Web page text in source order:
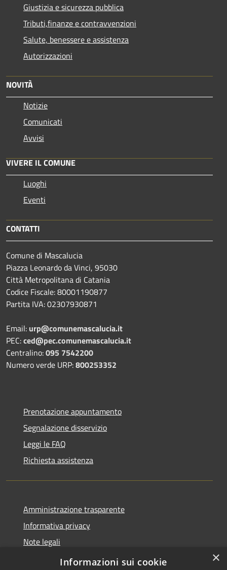
Giustizia e sicurezza pubblica
Tributi,finanze e contravvenzioni
Salute, benessere e assistenza
Autorizzazioni
NOVITÀ
Notizie
Comunicati
Avvisi
VIVERE IL COMUNE
Luoghi
Eventi
CONTATTI
Comune di Mascalucia
Piazza Leonardo da Vinci, 95030
Città Metropolitana di Catania
Codice Fiscale: 80001190877
Partita IVA: 02307930871
Email: urp@comunemascalucia.it
PEC:ced@pec.comunemascalucia.it
Centralino:095 7542200
Numero verde URP:800253352
Prenotazione appuntamento
Segnalazione disservizio
Leggi le FAQ
Richiesta assistenza
Amministrazione trasparente
Informativa privacy
Note legali
Dichiarazione di accessibilità
×
Informazioni sui cookie